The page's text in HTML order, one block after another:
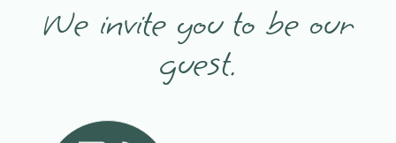
We invite you to be our
guest.